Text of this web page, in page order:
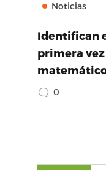
Noticias
Identifican
primera
0